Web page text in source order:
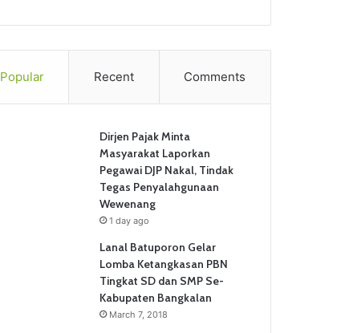
Popular Recent Comments
Dirjen Pajak Minta
Masyarakat Laporkan
Pegawai DJP Nakal, Tindak
Tegas Penyalahgunaan
Wewenang
1 day ago
Lanal Batuporon Gelar
Lomba Ketangkasan PBN
Tingkat SD dan SMP Se-
Kabupaten Bangkalan
March 7, 2018